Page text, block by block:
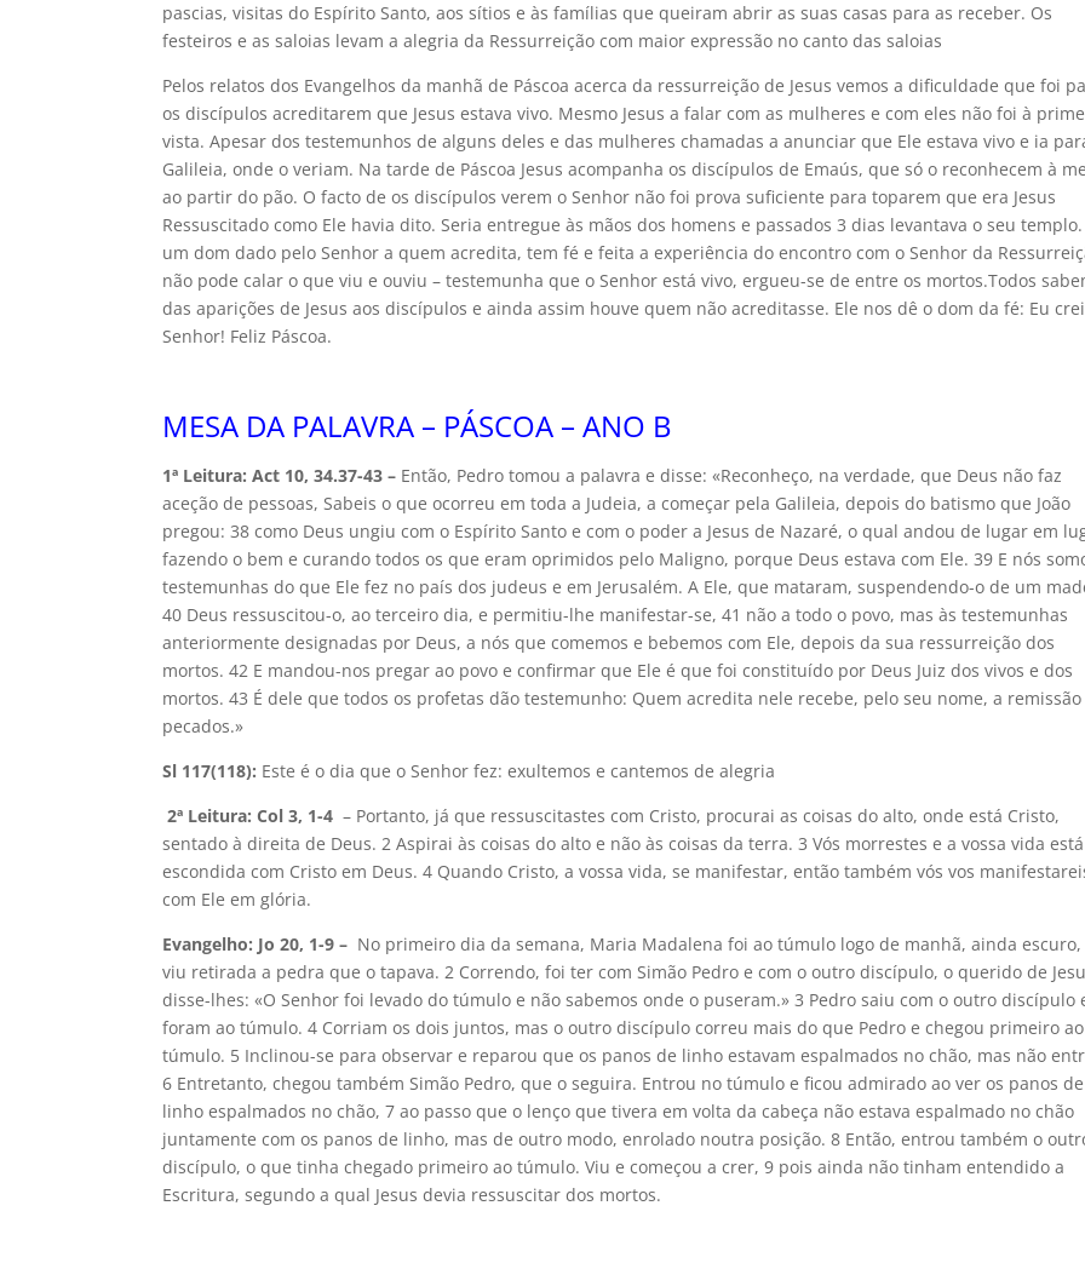
pascias, visitas do Espírito Santo, aos sítios e às famílias que queiram abrir as suas casas para as receber. Os
festeiros e as saloias levam a alegria da Ressurreição com maior expressão no canto das saloias
Pelos relatos dos Evangelhos da manhã de Páscoa acerca da ressurreição de Jesus vemos a dificuldade que foi
os discípulos acreditarem que Jesus estava vivo. Mesmo Jesus a falar com as mulheres e com eles não foi à
vista. Apesar dos testemunhos de alguns deles e das mulheres chamadas a anunciar que Ele estava vivo e ia
Galileia, onde o veriam. Na tarde de Páscoa Jesus acompanha os discípulos de Emaús, que só o reconhecem à
ao partir do pão. O facto de os discípulos verem o Senhor não foi prova suficiente para toparem que era Jesus
Ressuscitado como Ele havia dito. Seria entregue às mãos dos homens e passados 3 dias levantava o seu templo.
um dom dado pelo Senhor a quem acredita, tem fé e feita a experiência do encontro com o Senhor da
não pode calar o que viu e ouviu – testemunha que o Senhor está vivo, ergueu-se de entre os mortos.Todos
das aparições de Jesus aos discípulos e ainda assim houve quem não acreditasse. Ele nos dê o dom da fé: Eu
Senhor! Feliz Páscoa.
MESA DA PALAVRA – PÁSCOA – ANO B
1ª Leitura: Act 10, 34.37-43 – Então, Pedro tomou a palavra e disse: «Reconheço, na verdade, que Deus não faz
aceção de pessoas, Sabeis o que ocorreu em toda a Judeia, a começar pela Galileia, depois do batismo que João
pregou: 38 como Deus ungiu com o Espírito Santo e com o poder a Jesus de Nazaré, o qual andou de lugar em
fazendo o bem e curando todos os que eram oprimidos pelo Maligno, porque Deus estava com Ele. 39 E nós
testemunhas do que Ele fez no país dos judeus e em Jerusalém. A Ele, que mataram, suspendendo-o de um
40 Deus ressuscitou-o, ao terceiro dia, e permitiu-lhe manifestar-se, 41 não a todo o povo, mas às testemunhas
anteriormente designadas por Deus, a nós que comemos e bebemos com Ele, depois da sua ressurreição dos
mortos. 42 E mandou-nos pregar ao povo e confirmar que Ele é que foi constituído por Deus Juiz dos vivos e dos
mortos. 43 É dele que todos os profetas dão testemunho: Quem acredita nele recebe, pelo seu nome, a remissão
pecados.»
Sl 117(118): Este é o dia que o Senhor fez: exultemos e cantemos de alegria
2ª Leitura: Col 3, 1-4– Portanto, já que ressuscitastes com Cristo, procurai as coisas do alto, onde está Cristo,
sentado à direita de Deus. 2 Aspirai às coisas do alto e não às coisas da terra. 3 Vós morrestes e a vossa vida está
escondida com Cristo em Deus. 4 Quando Cristo, a vossa vida, se manifestar, então também vós vos
com Ele em glória.
Evangelho: Jo 20, 1-9 – No primeiro dia da semana, Maria Madalena foi ao túmulo logo de manhã, ainda escuro,
viu retirada a pedra que o tapava. 2 Correndo, foi ter com Simão Pedro e com o outro discípulo, o querido de
disse-lhes: «O Senhor foi levado do túmulo e não sabemos onde o puseram.» 3 Pedro saiu com o outro discípulo
foram ao túmulo. 4 Corriam os dois juntos, mas o outro discípulo correu mais do que Pedro e chegou primeiro ao
túmulo. 5 Inclinou-se para observar e reparou que os panos de linho estavam espalmados no chão, mas não
6 Entretanto, chegou também Simão Pedro, que o seguira. Entrou no túmulo e ficou admirado ao ver os panos de
linho espalmados no chão, 7 ao passo que o lenço que tivera em volta da cabeça não estava espalmado no chão
juntamente com os panos de linho, mas de outro modo, enrolado noutra posição. 8 Então, entrou também o
discípulo, o que tinha chegado primeiro ao túmulo. Viu e começou a crer, 9 pois ainda não tinham entendido a
Escritura, segundo a qual Jesus devia ressuscitar dos mortos.